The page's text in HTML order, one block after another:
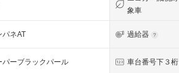
象車
パネAT 過給器
パーブラックパール 車台番号下３桁